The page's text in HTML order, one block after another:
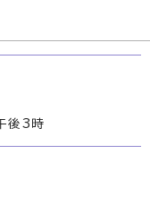
後3時